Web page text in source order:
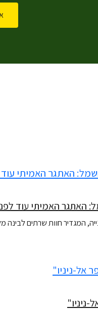
האתגר האמיתי עוד
המגדיר חוות שרתים
ניניו"